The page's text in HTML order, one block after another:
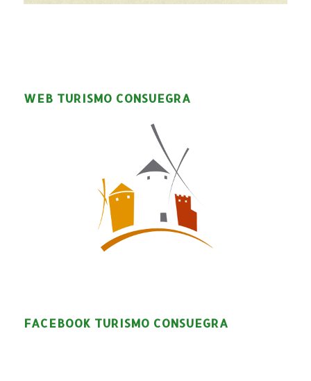
WEB TURISMO CONSUEGRA
FACEBOOK TURISMO CONSUEGRA